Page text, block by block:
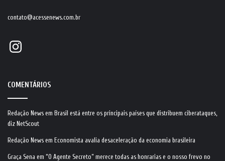
contato@acessenews.com.br
Instagram
COMENTÁRIOS
Redação News em Brasil está entre os principais países que distribuem ciberataques,
diz NetScout
Redação News em Economista avalia desaceleração da economia brasileira
Graça Sena em “O Agente Secreto” merece todas as honrarias e o nosso frevo no